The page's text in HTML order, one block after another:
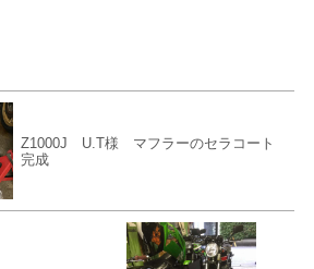
Z1000J U.T様 マフラーのセラコート
完成